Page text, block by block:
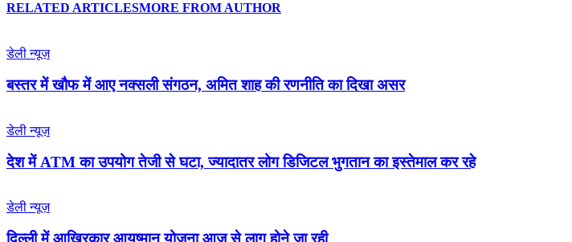
RELATED ARTICLESMORE FROM AUTHOR
डेली न्यूज़
बस्तर में खौफ में आए नक्सली संगठन, अमित शाह की रणनीति का दिखा असर
डेली न्यूज़
देश में ATM का उपयोग तेजी से घटा, ज्यादातर लोग डिजिटल भुगतान का इस्तेमाल कर रहे
डेली न्यूज़
द‍िल्‍ली में आख‍िरकार आयुष्‍मान योजना आज से लागू होने जा रही